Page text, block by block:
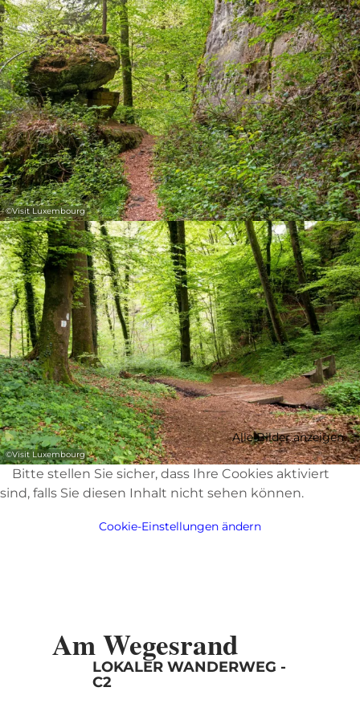
©Visit Luxembourg
©Visit Luxembourg
Alle Bilder anzeigen
Bitte stellen Sie sicher, dass Ihre Cookies aktiviert
sind, falls Sie diesen Inhalt nicht sehen können.
Cookie-Einstellungen ändern
Am Wegesrand
LOKALER WANDERWEG -
C2